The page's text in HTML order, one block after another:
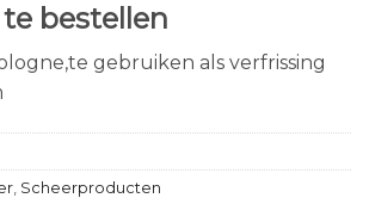
bestellen
gebruiken als verfrissing
Scheerproducten